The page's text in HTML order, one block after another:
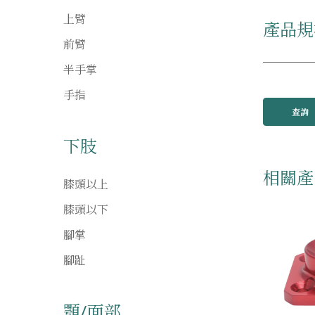
上臂
前臂
半手掌
手指
下肢
膝頭以上
膝頭以下
腳掌
腳趾
產品
查詢
相關